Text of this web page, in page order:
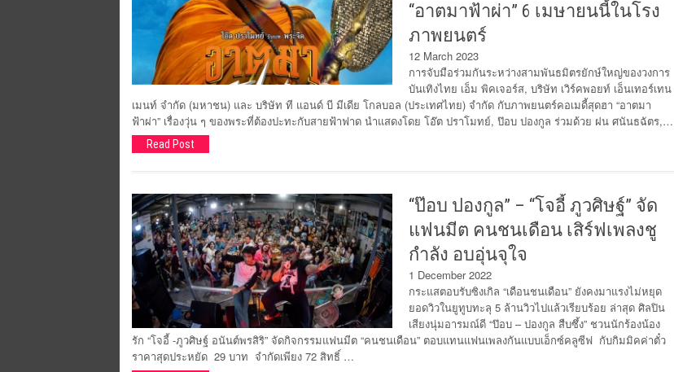
“อาตมาฟ้าผ่า” 6 เมษายนนี้ในโรง
ภาพยนตร์
12 March 2023
การจับมือร่วมกันระหว่างสามพันธมิตรยักษ์ใหญ่ของวงการ
บันเทิงไทย เอ็ม พิคเจอร์ส, บริษัท เวิร์คพอยท์ เอ็นเทอร์เทน
เมนท์ จำกัด (มหาชน) และ บริษัท ที แอนด์ บี มีเดีย โกลบอล (ประเทศไทย) จำกัด กับภาพยนตร์คอเมดี้สุดฮา “อาตมา
ฟ้าผ่า” เรื่องวุ่น ๆ ของพระที่ต้องปะทะกับสายฟ้าฟาด นำแสดงโดย โอ๊ต ปราโมทย์, ป๊อบ ปองกูล ร่วมด้วย ฝน ศนันธฉัตร,…
Read Post
“ป๊อบ ปองกูล” – “โจอี้ ภูวศิษฐ์” จัด
แฟนมีต คนชนเดือน เสิร์ฟเพลงชู
กำลัง อบอุ่นจุใจ
1 December 2022
กระแสตอบรับซิงเกิล “เดือนชนเดือน” ยังคงมาแรงไม่หยุด
ยอดวิวในยูทูบทะลุ 5 ล้านวิวไปแล้วเรียบร้อย ล่าสุด ศิลปิน
เสียงนุ่มอารมณ์ดี “ป๊อบ – ปองกูล สืบซึ้ง” ชวนนักร้องน้อง
รัก “โจอี้ -ภูวศิษฐ์ อนันต์พรสิริ” จัดกิจกรรมแฟนมีต “คนชนเดือน” ตอบแทนแฟนเพลงกันแบบเอ็กซ์คลูซีฟ กับกิมมิคค่าตั๋ว
ราคาสุดประหยัด 29 บาท จำกัดเพียง 72 สิทธิ์ …